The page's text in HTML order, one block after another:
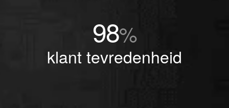
98%
klant tevredenheid